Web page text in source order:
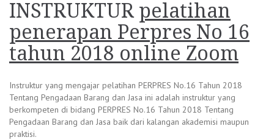
INSTRUKTUR pelatihan
penerapan Perpres No 16
tahun 2018 online Zoom
Instruktur yang mengajar pelatihan PERPRES No.16 Tahun 2018
Tentang Pengadaan Barang dan Jasa ini adalah instruktur yang
berkompeten di bidang PERPRES No.16 Tahun 2018 Tentang
Pengadaan Barang dan Jasa baik dari kalangan akademisi maupun
praktisi.